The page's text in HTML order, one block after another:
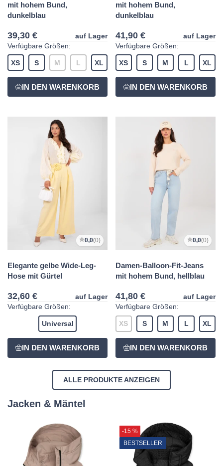
mit hohem Bund,
dunkelblau
39,30 €
auf Lager
Verfügbare Größen:
XS S M L XL
mit hohem Bund,
dunkelblau
41,90 €
auf Lager
Verfügbare Größen:
XS S M L XL
0,0(0)
Elegante gelbe Wide-Leg-
Hose mit Gürtel
32,60 €
auf Lager
Verfügbare Größen:
Universal
0,0(0)
Damen-Balloon-Fit-Jeans
mit hohem Bund, hellblau
41,80 €
auf Lager
Verfügbare Größen:
XS S M L XL
ALLE PRODUKTE ANZEIGEN
Jacken & Mäntel
-15 %
BESTSELLER